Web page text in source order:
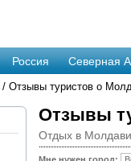
Россия Северная
/ Отзывы туристов о
Отзывы
Отдых в